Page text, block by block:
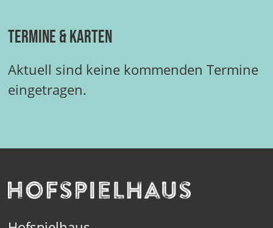
Termine & Karten
Aktuell sind keine kommenden Termine
eingetragen.